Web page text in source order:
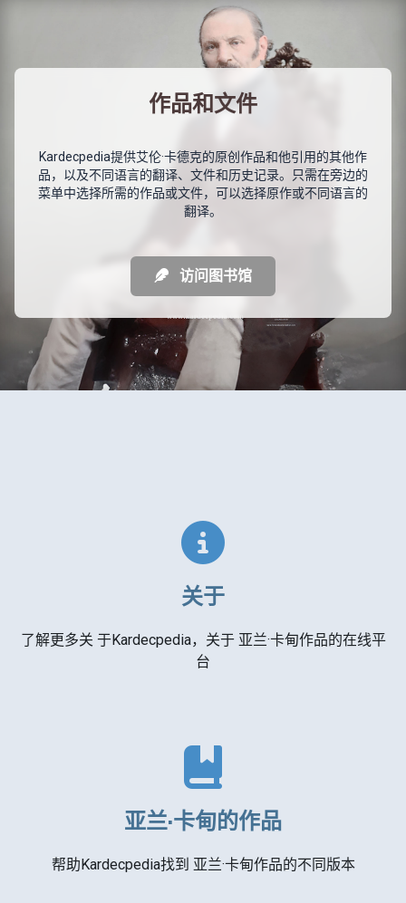
作品和文件
Kardecpedia提供艾伦·卡德克的原创作品和他引用的其他作
品，以及不同语言的翻译、文件和历史记录。只需在旁边的
菜单中选择所需的作品或文件，可以选择原作或不同语言的
翻译。
访问图书馆
关于
了解更多关 于Kardecpedia，关于 亚兰·卡甸作品的在线平
台
亚兰·卡甸的作品
帮助Kardecpedia找到 亚兰·卡甸作品的不同版本